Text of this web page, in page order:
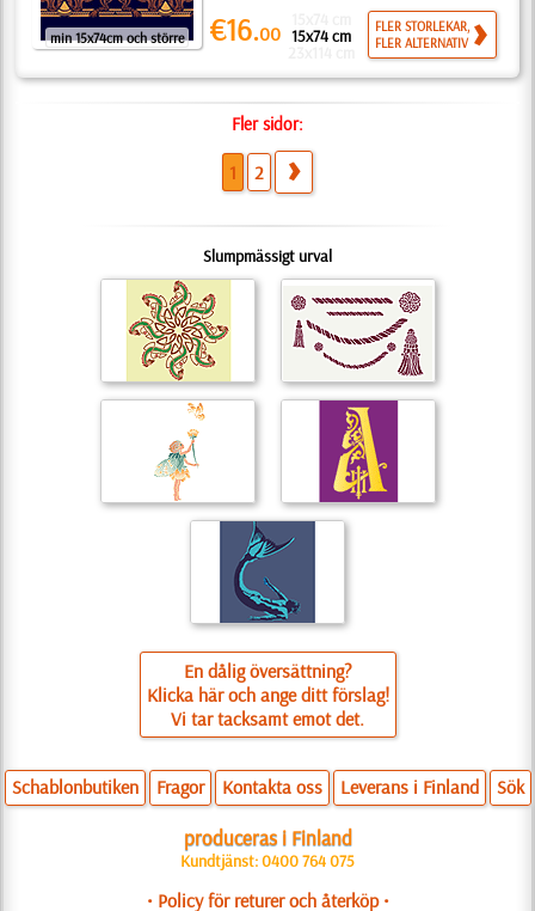
min 15x74cm och större €16.00 15x74 cm
FLER STORLEKAR,
FLER ALTERNATIV
Fler sidor:
1 2
Slumpmässigt urval
En dålig översättning?
Klicka här och ange ditt förslag!
Vi tar tacksamt emot det.
Schablonbutiken Fragor Kontakta oss Leverans i Finland Sök
produceras i Finland
Kundtjänst: 0400 764 075
• Policy för returer och återköp •